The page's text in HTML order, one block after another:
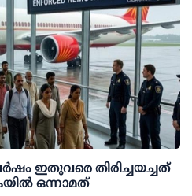
ഇതുവരെ തിരിച്ചയച്ചത്
ഒന്നാമത്